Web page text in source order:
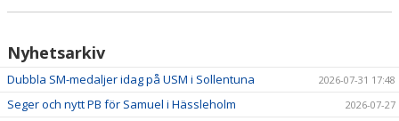
Nyhetsarkiv
Dubbla SM-medaljer idag på USM i Sollentuna 2026-07-31 17:48
Seger och nytt PB för Samuel i Hässleholm 2026-07-27